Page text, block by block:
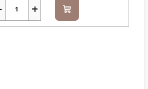
+ Do
košíku